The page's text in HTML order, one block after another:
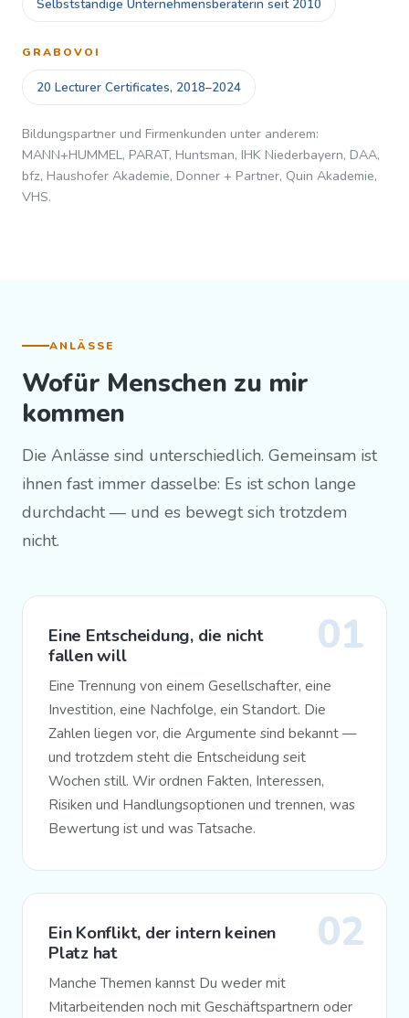
Selbstständige Unternehmensberaterin seit 2010
GRABOVOI
20 Lecturer Certificates, 2018–2024
Bildungspartner und Firmenkunden unter anderem:
MANN+HUMMEL, PARAT, Huntsman, IHK Niederbayern, DAA,
bfz, Haushofer Akademie, Donner + Partner, Quin Akademie,
VHS.
ANLÄSSE
Wofür Menschen zu mir
kommen
Die Anlässe sind unterschiedlich. Gemeinsam ist
ihnen fast immer dasselbe: Es ist schon lange
durchdacht — und es bewegt sich trotzdem
nicht.
01
Eine Entscheidung, die nicht
fallen will
Eine Trennung von einem Gesellschafter, eine
Investition, eine Nachfolge, ein Standort. Die
Zahlen liegen vor, die Argumente sind bekannt —
und trotzdem steht die Entscheidung seit
Wochen still. Wir ordnen Fakten, Interessen,
Risiken und Handlungsoptionen und trennen, was
Bewertung ist und was Tatsache.
02
Ein Konflikt, der intern keinen
Platz hat
Manche Themen kannst Du weder mit
Mitarbeitenden noch mit Geschäftspartnern oder